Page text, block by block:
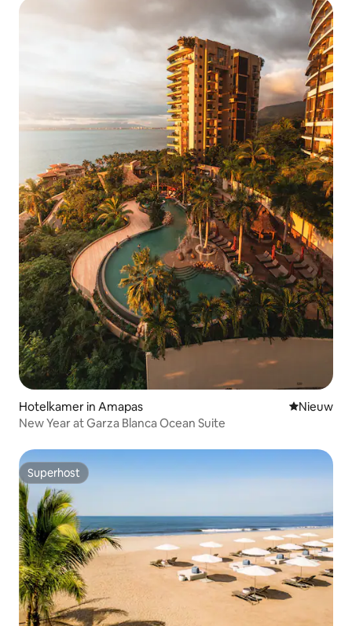
Hotelkamer in Amapas Nieuwe
Nieuw
New Year at Garza Blanca Ocean Suite
Superhost
Superhost